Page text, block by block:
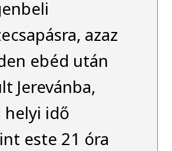
azaz
ebéd után
Jerevánba,
helyi idő
este 21 óra